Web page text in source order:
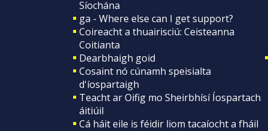
Síochána
ga - Where else can I get support?
Coireacht a thuairisciú: Ceisteanna
Coitianta
Dearbhaigh goid
Cosaint nó cúnamh speisialta
d'íospartaigh
Teacht ar Oifig mo Sheirbhísí Íospartach
áitiúil
Cá háit eile is féidir liom tacaíocht a fháil